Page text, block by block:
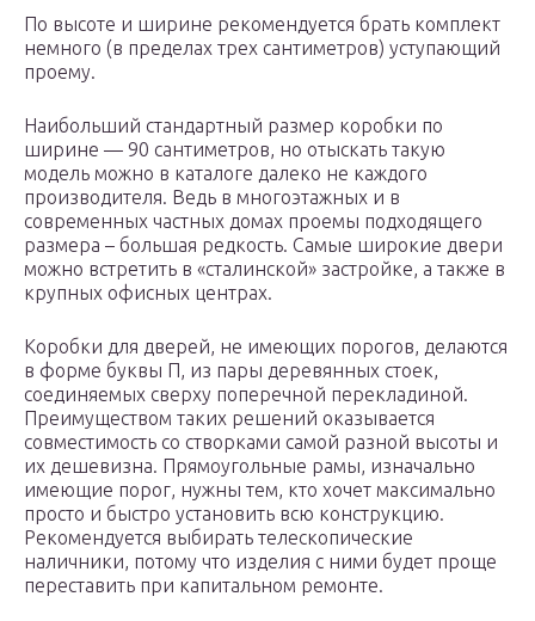
По высоте и ширине рекомендуется брать комплект
немного (в пределах трех сантиметров) уступающий
проему.
Наибольший стандартный размер коробки по
ширине — 90 сантиметров, но отыскать такую
модель можно в каталоге далеко не каждого
производителя. Ведь в многоэтажных и в
современных частных домах проемы подходящего
размера – большая редкость. Самые широкие двери
можно встретить в «сталинской» застройке, а также в
крупных офисных центрах.
Коробки для дверей, не имеющих порогов, делаются
в форме буквы П, из пары деревянных стоек,
соединяемых сверху поперечной перекладиной.
Преимуществом таких решений оказывается
совместимость со створками самой разной высоты и
их дешевизна. Прямоугольные рамы, изначально
имеющие порог, нужны тем, кто хочет максимально
просто и быстро установить всю конструкцию.
Рекомендуется выбирать телескопические
наличники, потому что изделия с ними будет проще
переставить при капитальном ремонте.